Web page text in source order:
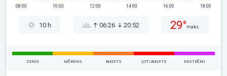
08:00 10:00 12:00 14:00 16:00 18:00
10 h 06:26 20:52 29° maks.
ZEMS MĒRENS AUGSTS ĻOTI AUGSTS EKSTRĒMI